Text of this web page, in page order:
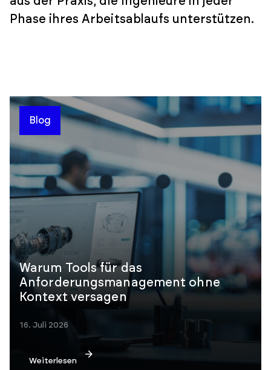
Phase ihres Arbeitsablaufs unterstützen.
Blog
Warum Tools für das
Anforderungsmanagement ohne
Kontext versagen
16. Juli 2026
Weiterlesen